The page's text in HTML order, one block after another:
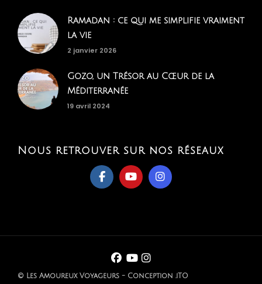
Ramadan : ce qui me simplifie vraiment
la vie
2 janvier 2026
Gozo, un Trésor au Cœur de la
Méditerranée
19 avril 2024
Nous retrouver sur nos réseaux
© Les Amoureux Voyageurs - Conception .iTO